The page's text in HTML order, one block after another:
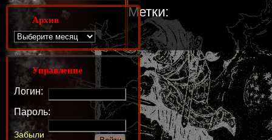
Метки:
Архив
Управление
Логин:
Пароль:
Забыли